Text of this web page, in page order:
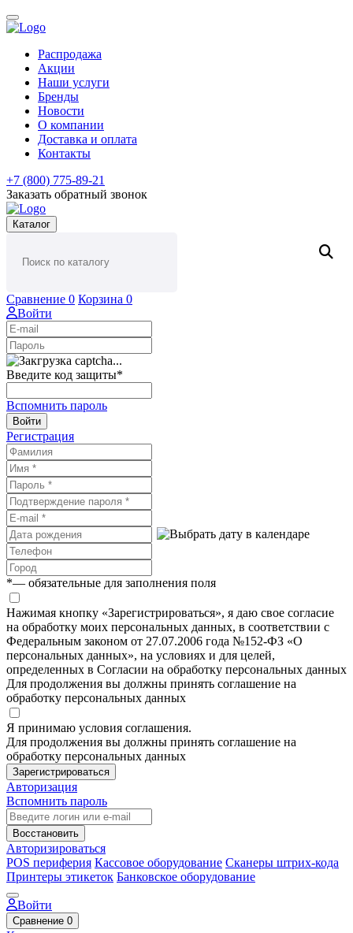
Распродажа
Акции
Наши услуги
Бренды
Новости
О компании
Доставка и оплата
Контакты
+7 (800) 775-89-21
Заказать обратный звонок
Каталог
Сравнение 0 Корзина 0
Войти
Введите код защиты*
Вспомнить пароль
Войти
Регистрация
*— обязательные для заполнения поля
Нажимая кнопку «Зарегистрироваться», я даю свое согласие
на обработку моих персональных данных, в соответствии с
Федеральным законом от 27.07.2006 года №152-ФЗ «О
персональных данных», на условиях и для целей,
определенных в Согласии на обработку персональных данных
Для продолжения вы должны принять соглашение на
обработку персональных данных
Я принимаю условия соглашения.
Для продолжения вы должны принять соглашение на
обработку персональных данных
Зарегистрироваться
Авторизация
Вспомнить пароль
Восстановить
Авторизироваться
POS периферия Кассовое оборудование Сканеры штрих-кода
Принтеры этикеток Банковское оборудование
Войти
Сравнение 0